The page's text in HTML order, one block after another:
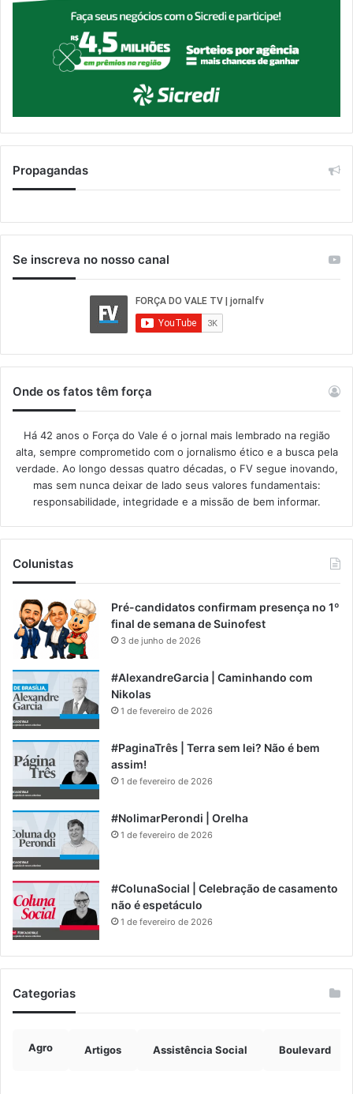
Propagandas
Se inscreva no nosso canal
Onde os fatos têm força
Há 42 anos o Força do Vale é o jornal mais lembrado na região
alta, sempre comprometido com o jornalismo ético e a busca pela
verdade. Ao longo dessas quatro décadas, o FV segue inovando,
mas sem nunca deixar de lado seus valores fundamentais:
responsabilidade, integridade e a missão de bem informar.​
Colunistas
Pré-candidatos confirmam presença no 1º
final de semana de Suinofest
3 de junho de 2026
#AlexandreGarcia | Caminhando com
Nikolas
1 de fevereiro de 2026
#PaginaTrês | Terra sem lei? Não é bem
assim!
1 de fevereiro de 2026
#NolimarPerondi | Orelha
1 de fevereiro de 2026
#ColunaSocial | Celebração de casamento
não é espetáculo
1 de fevereiro de 2026
Categorias
Agro Artigos Assistência Social Boulevard